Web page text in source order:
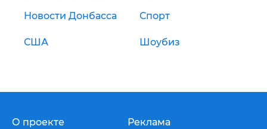
Новости Донбасса Спорт
США Шоубиз
О проекте Реклама